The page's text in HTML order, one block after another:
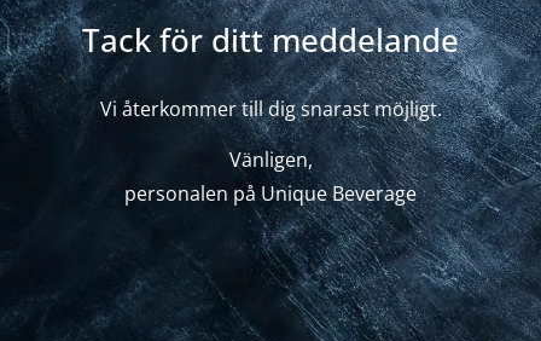
Tack för ditt meddelande
Vi återkommer till dig snarast möjligt.
Vänligen,
personalen på Unique Beverage